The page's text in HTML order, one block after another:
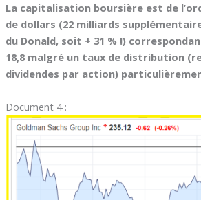
La capitalisation boursière est de
de dollars (22 milliards
du Donald, soit + 31 % !)
18,8 malgré un taux de distribution
dividendes par action)
Document 4 :